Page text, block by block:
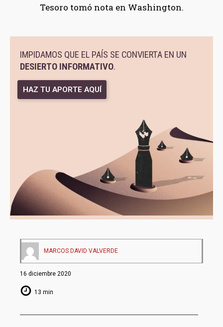
Tesoro tomó nota en Washington.
IMPIDAMOS QUE EL PAÍS SE CONVIERTA EN UN
DESIERTO INFORMATIVO.
HAZ TU APORTE AQUÍ
MARCOS DAVID VALVERDE
16 diciembre 2020
13 min